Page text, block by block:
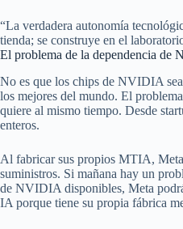
“La verdadera autonomía
tienda; se construye en el
El problema de la dependencia de
No es que los chips de NVIDIA
los mejores del mundo. El
quiere al mismo tiempo. Desde
enteros.
Al fabricar sus propios MTIA,
suministros. Si mañana hay un
de NVIDIA disponibles, Meta
IA porque tiene su propia fábrica